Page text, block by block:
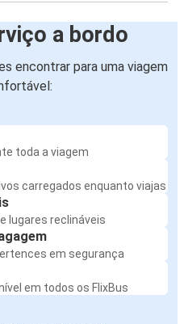
a bordo
encontrar para uma viagem
toda a viagem
carregados enquanto viajas
lugares reclináveis
em segurança
em todos os FlixBus